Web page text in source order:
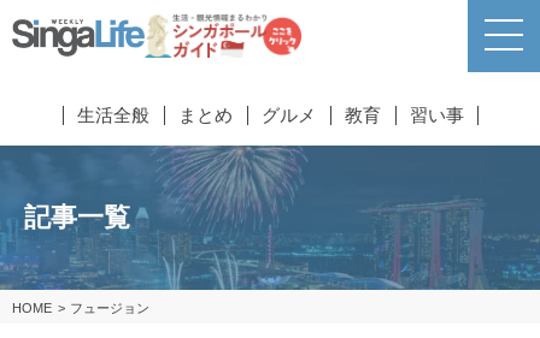
生活全般 まとめ グルメ 教育 習い事
記事一覧
HOME フュージョン